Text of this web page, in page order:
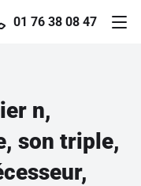
01 76 38 08 47
n,
son triple,